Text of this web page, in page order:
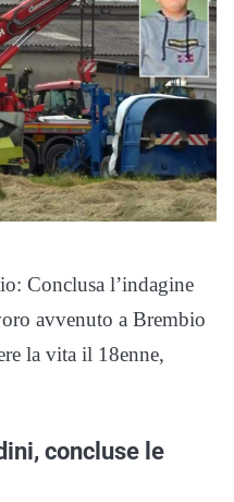
Conclusa l’indagine
avvenuto a Brembio
la vita il 18enne,
concluse le